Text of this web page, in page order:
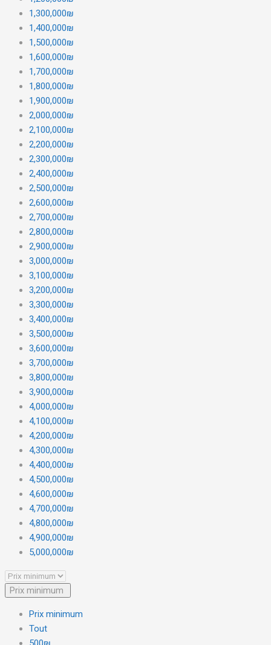
1,300,000₪
1,400,000₪
1,500,000₪
1,600,000₪
1,700,000₪
1,800,000₪
1,900,000₪
2,000,000₪
2,100,000₪
2,200,000₪
2,300,000₪
2,400,000₪
2,500,000₪
2,600,000₪
2,700,000₪
2,800,000₪
2,900,000₪
3,000,000₪
3,100,000₪
3,200,000₪
3,300,000₪
3,400,000₪
3,500,000₪
3,600,000₪
3,700,000₪
3,800,000₪
3,900,000₪
4,000,000₪
4,100,000₪
4,200,000₪
4,300,000₪
4,400,000₪
4,500,000₪
4,600,000₪
4,700,000₪
4,800,000₪
4,900,000₪
5,000,000₪
Prix minimum
Prix minimum
Tout